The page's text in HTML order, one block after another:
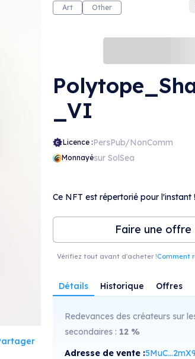
Art Other
_VI
Licence :PersPub/NonComm
Monnayésur SolSea
Ce NFT est répertorié pour l'instant !
Faire une offre
Vérifiez tout avant d'acheter !Comment
Détails Historique Offres
Redevances des créateurs sur
secondaires : 12%
Adresse de vente :5MuC...2mX9